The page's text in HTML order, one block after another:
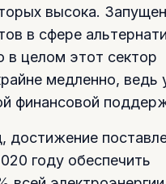
высока.
в сфере
в целом этот сектор
медленно, ведь
финансовой
достижение
году обеспечить